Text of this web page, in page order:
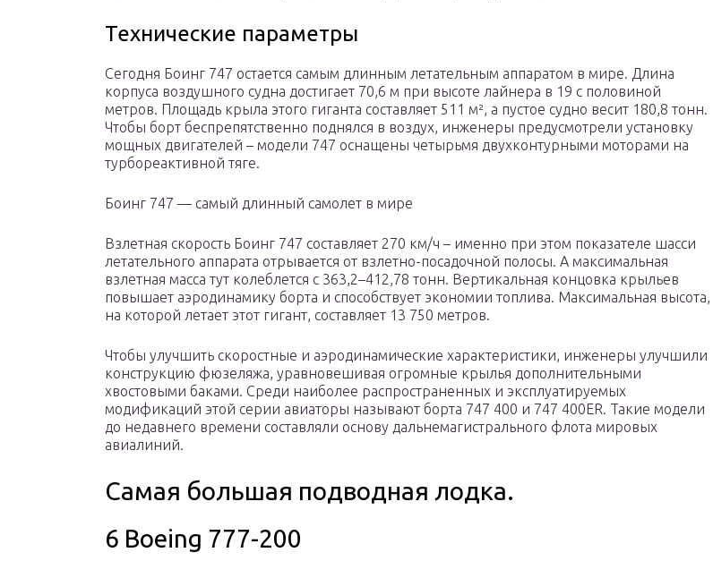
Технические параметры
Сегодня Боинг 747 остается самым длинным летательным аппаратом в мире. Длина
корпуса воздушного судна достигает 70,6 м при высоте лайнера в 19 с половиной
метров. Площадь крыла этого гиганта составляет 511 м², а пустое судно весит 180,8 тонн.
Чтобы борт беспрепятственно поднялся в воздух, инженеры предусмотрели установку
мощных двигателей – модели 747 оснащены четырьмя двухконтурными моторами на
турбореактивной тяге.
Боинг 747 — самый длинный самолет в мире
Взлетная скорость Боинг 747 составляет 270 км/ч – именно при этом показателе шасси
летательного аппарата отрывается от взлетно-посадочной полосы. А максимальная
взлетная масса тут колеблется с 363,2–412,78 тонн. Вертикальная концовка крыльев
повышает аэродинамику борта и способствует экономии топлива. Максимальная высота,
на которой летает этот гигант, составляет 13 750 метров.
Чтобы улучшить скоростные и аэродинамические характеристики, инженеры улучшили
конструкцию фюзеляжа, уравновешивая огромные крылья дополнительными
хвостовыми баками. Среди наиболее распространенных и эксплуатируемых
модификаций этой серии авиаторы называют борта 747 400 и 747 400ER. Такие модели
до недавнего времени составляли основу дальнемагистрального флота мировых
авиалиний.
Самая большая подводная лодка.
6 Boeing 777-200